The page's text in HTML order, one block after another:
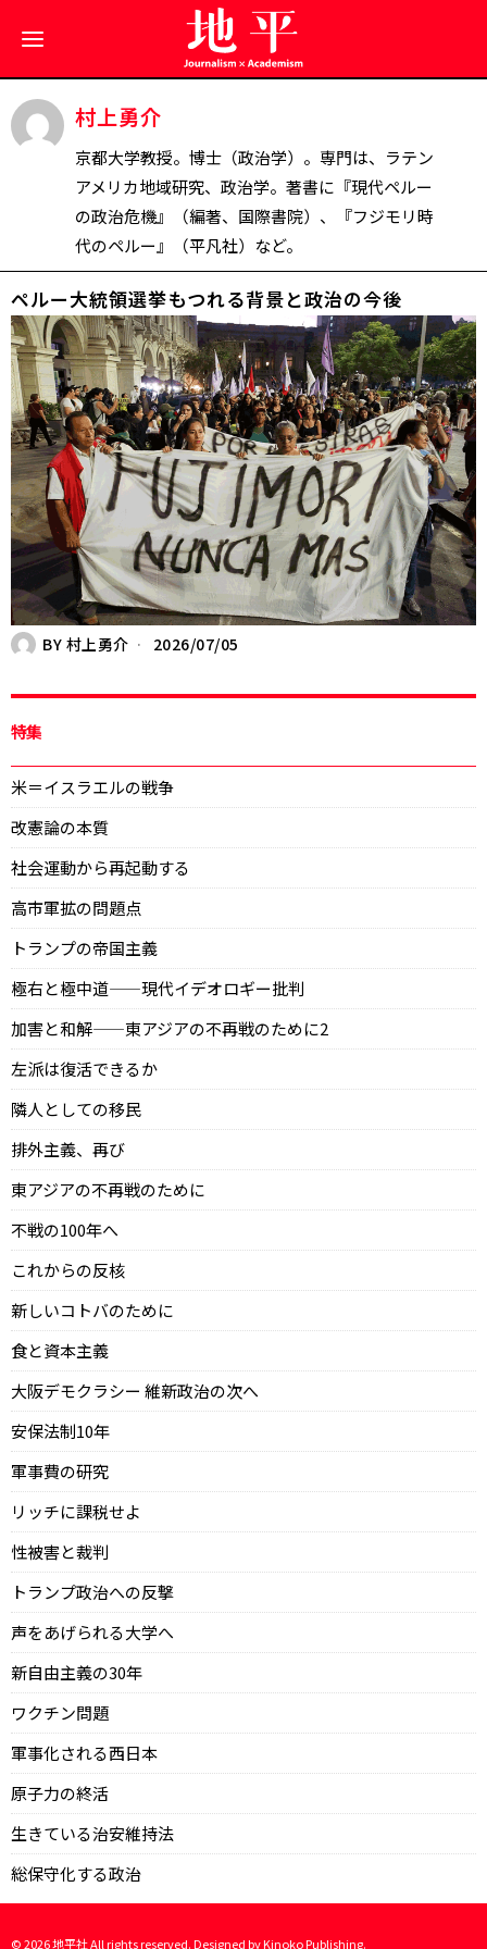
村上勇介
京都大学教授。博士（政治学）。専門は、ラテン
アメリカ地域研究、政治学。著書に『現代ペルー
の政治危機』（編著、国際書院）、『フジモリ時
代のペルー』（平凡社）など。
ペルー大統領選挙――もつれる背景と政治の今後
BY 村上勇介 2026/07/05
特集
米＝イスラエルの戦争
改憲論の本質
社会運動から再起動する
高市軍拡の問題点
トランプの帝国主義
極右と極中道——現代イデオロギー批判
加害と和解——東アジアの不再戦のために2
左派は復活できるか
隣人としての移民
排外主義、再び
東アジアの不再戦のために
不戦の100年へ
これからの反核
新しいコトバのために
食と資本主義
大阪デモクラシー 維新政治の次へ
安保法制10年
軍事費の研究
リッチに課税せよ
性被害と裁判
トランプ政治への反撃
声をあげられる大学へ
新自由主義の30年
ワクチン問題
軍事化される西日本
原子力の終活
生きている治安維持法
総保守化する政治
©2026地平社 All rights reserved. Designed byKinoko Publishing.